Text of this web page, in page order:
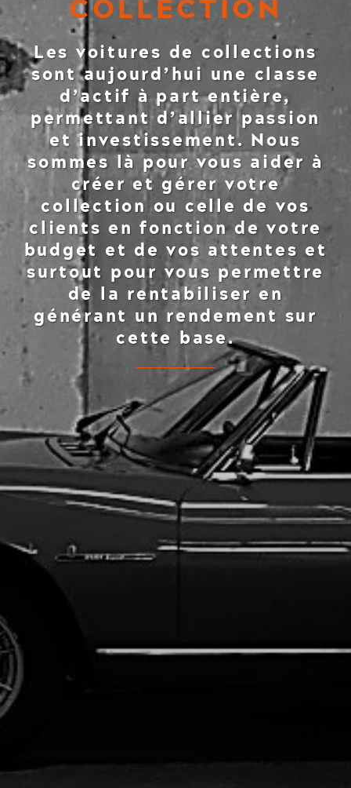
Les voitures de collections
sont aujourd’hui une classe
d’actif à part entière,
permettant d’allier passion
et investissement. Nous
sommes là pour vous aider à
créer et gérer votre
collection ou celle de vos
clients en fonction de votre
budget et de vos attentes et
surtout pour vous permettre
de la rentabiliser en
générant un rendement sur
cette base.